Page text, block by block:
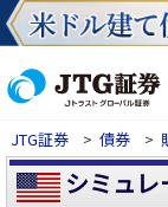
JTG証券 > 債券 >
シミュ